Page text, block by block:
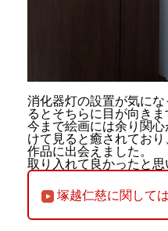
消化器灯の設置が気に
るとそちらに目が向きま
今まで絵画には余り関
けて見ると癒されてお
作品に出会えました。
取り入れて良かったと思
塚越仁慈に関して